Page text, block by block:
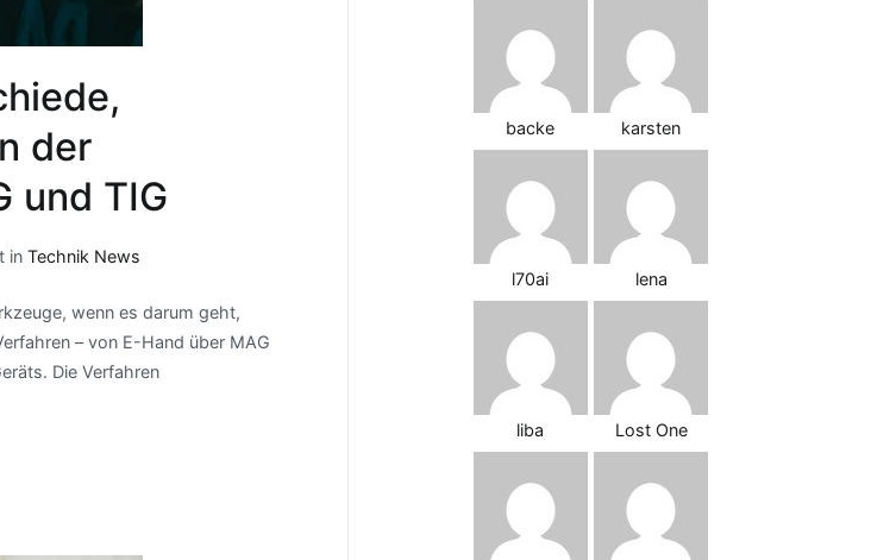
der
und TIG
inTechnik News
wenn es darum geht,
– von E-Hand über MAG
Die Verfahren
backe karsten
l70ai lena
liba Lost One